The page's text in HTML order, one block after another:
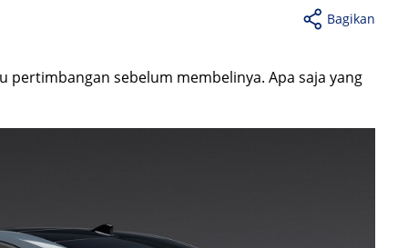
Bagikan
pertimbangan sebelum membelinya. Apa saja yang